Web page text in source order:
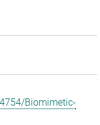
Biomimetic-